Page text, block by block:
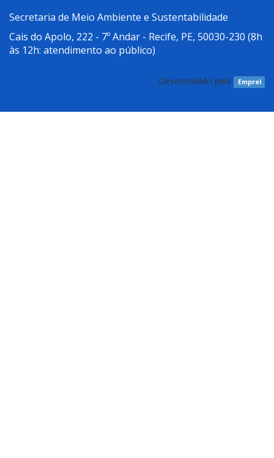
Secretaria de Meio Ambiente e Sustentabilidade
Cais do Apolo, 222 - 7º Andar - Recife, PE, 50030-230 (8h
às 12h: atendimento ao público)
Desenvolvido pela Emprel